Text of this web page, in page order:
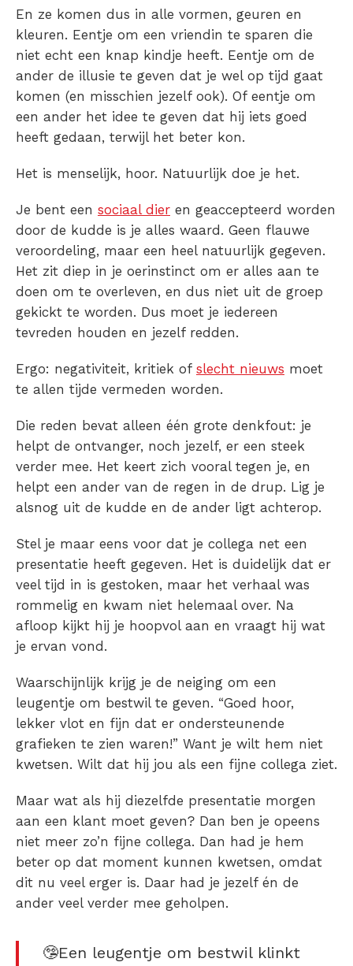
En ze komen dus in alle vormen, geuren en
kleuren. Eentje om een vriendin te sparen die
niet echt een knap kindje heeft. Eentje om de
ander de illusie te geven dat je wel op tijd gaat
komen (en misschien jezelf ook). Of eentje om
een ander het idee te geven dat hij iets goed
heeft gedaan, terwijl het beter kon.
Het is menselijk, hoor. Natuurlijk doe je het.
Je bent een sociaal dier en geaccepteerd worden
door de kudde is je alles waard. Geen flauwe
veroordeling, maar een heel natuurlijk gegeven.
Het zit diep in je oerinstinct om er alles aan te
doen om te overleven, en dus niet uit de groep
gekickt te worden. Dus moet je iedereen
tevreden houden en jezelf redden.
Ergo: negativiteit, kritiek of slecht nieuws moet
te allen tijde vermeden worden.
Die reden bevat alleen één grote denkfout: je
helpt de ontvanger, noch jezelf, er een steek
verder mee. Het keert zich vooral tegen je, en
helpt een ander van de regen in de drup. Lig je
alsnog uit de kudde en de ander ligt achterop.
Stel je maar eens voor dat je collega net een
presentatie heeft gegeven. Het is duidelijk dat er
veel tijd in is gestoken, maar het verhaal was
rommelig en kwam niet helemaal over. Na
afloop kijkt hij je hoopvol aan en vraagt hij wat
je ervan vond.
Waarschijnlijk krijg je de neiging om een
leugentje om bestwil te geven. “Goed hoor,
lekker vlot en fijn dat er ondersteunende
grafieken te zien waren!” Want je wilt hem niet
kwetsen. Wilt dat hij jou als een fijne collega ziet.
Maar wat als hij diezelfde presentatie morgen
aan een klant moet geven? Dan ben je opeens
niet meer zo’n fijne collega. Dan had je hem
beter op dat moment kunnen kwetsen, omdat
dit nu veel erger is. Daar had je jezelf én de
ander veel verder mee geholpen.
🤥Een leugentje om bestwil klinkt